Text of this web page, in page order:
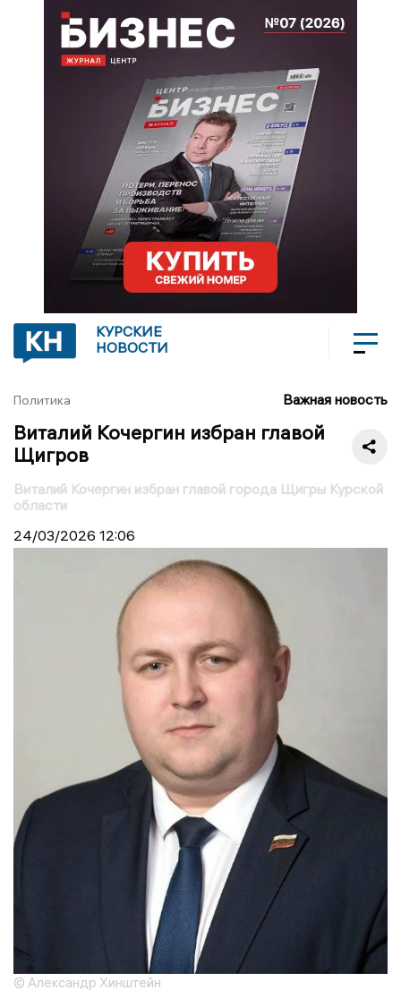
КУРСКИЕ
НОВОСТИ
Политика Важная новость
Виталий Кочергин избран главой
Щигров
Виталий Кочергин избран главой города Щигры Курской
области
24/03/2026 12:06
© Александр Хинштейн